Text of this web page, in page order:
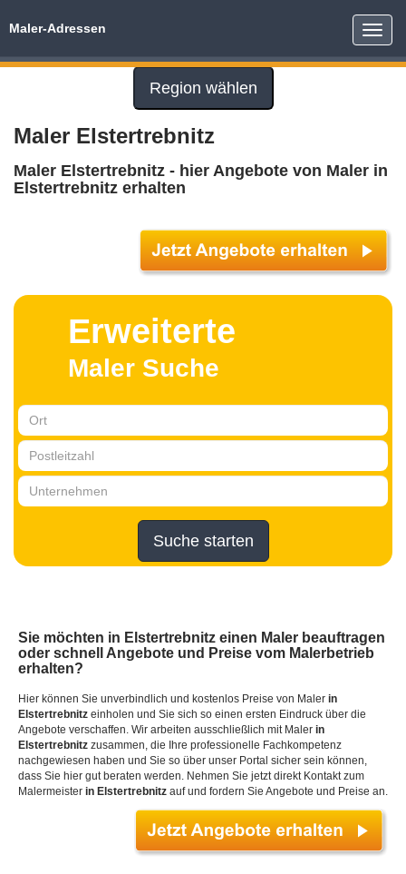
Toggle
Maler-Adressen
Region wählen
Maler Elstertrebnitz
Maler Elstertrebnitz - hier Angebote von Maler in
Elstertrebnitz erhalten
Erweiterte
Maler Suche
Suche starten
Sie möchten in Elstertrebnitz einen Maler beauftragen
oder schnell Angebote und Preise vom Malerbetrieb
erhalten?
Hier können Sie unverbindlich und kostenlos Preise von Maler in
Elstertrebnitz einholen und Sie sich so einen ersten Eindruck über die
Angebote verschaffen. Wir arbeiten ausschließlich mit Maler in
Elstertrebnitz zusammen, die Ihre professionelle Fachkompetenz
nachgewiesen haben und Sie so über unser Portal sicher sein können,
dass Sie hier gut beraten werden. Nehmen Sie jetzt direkt Kontakt zum
Malermeister in Elstertrebnitz auf und fordern Sie Angebote und Preise an.